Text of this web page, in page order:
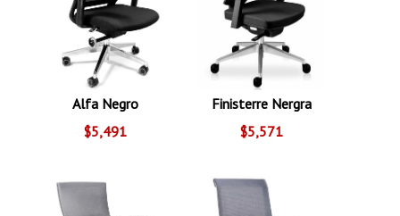
Alfa Negro
$5,491
Finisterre Nergra
$5,571